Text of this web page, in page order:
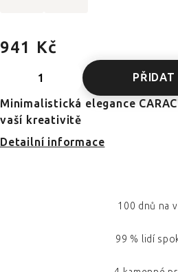
941 Kč
PŘIDAT
Minimalistická elegance
vaší kreativitě
Detailní informace
100 dnů na
99 % lidí